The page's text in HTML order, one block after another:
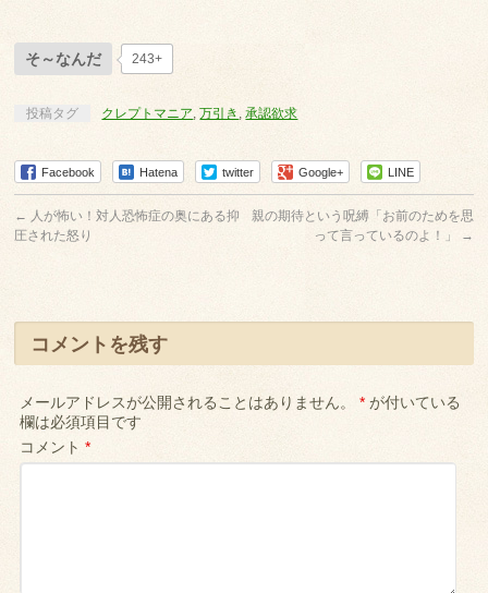
そ～なんだ 243+
投稿タグ クレプトマニア,万引き ,承認欲求
Facebook Hatena twitter Google+ LINE
← 人が怖い！対人恐怖症の奥にある抑
圧された怒り
親の期待という呪縛「お前のためを思
って言っているのよ！」
→
コメントを残す
メールアドレスが公開されることはありません。 * が付いている
欄は必須項目です
コメント*